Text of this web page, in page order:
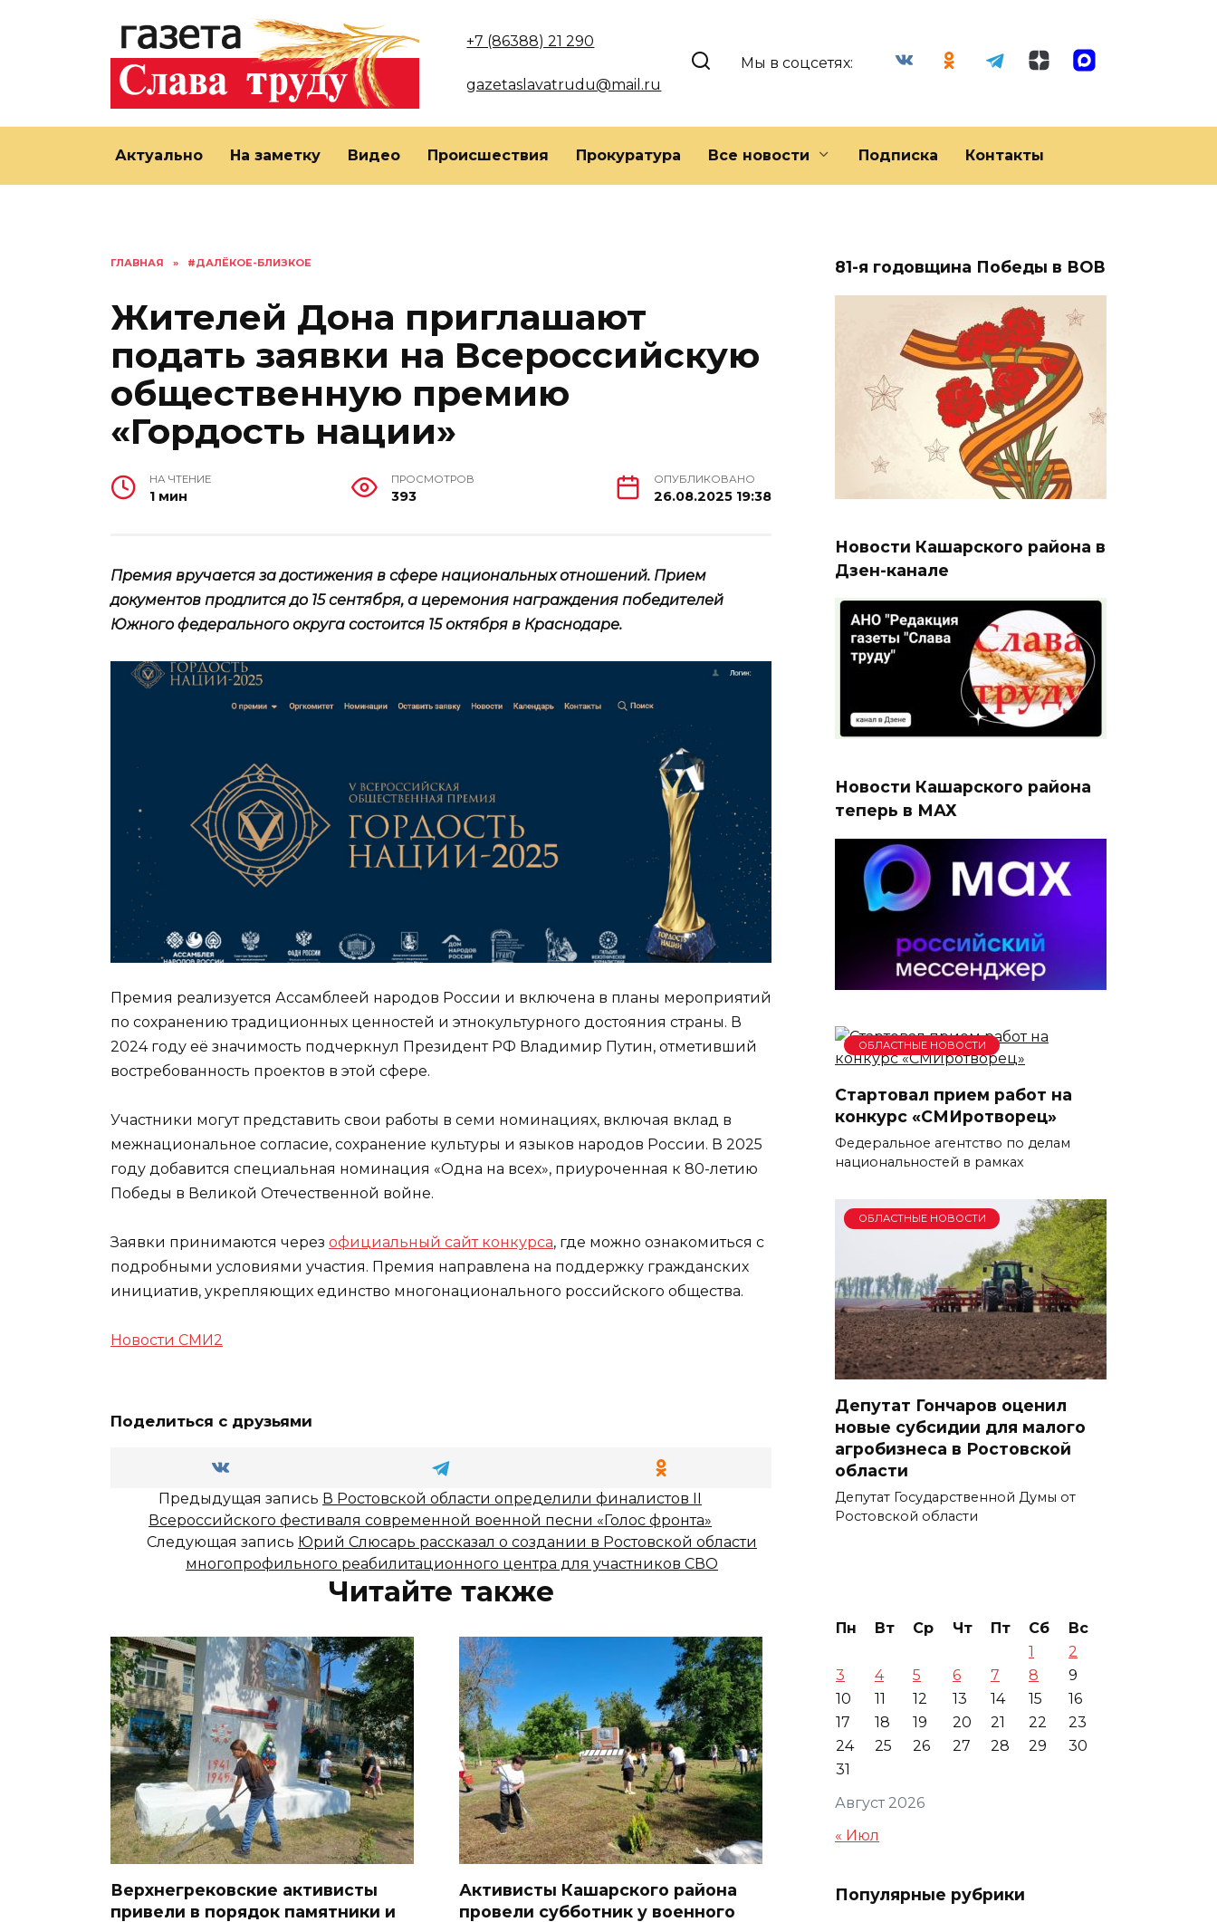
+7 (86388) 21 290
gazetaslavatrudu@mail.ru
Мы в соцсетях:
Актуально На заметку Видео Происшествия Прокуратура Все новости Подписка Контакты
ГЛАВНАЯ » #ДАЛЁКОЕ-БЛИЗКОЕ
Жителей Дона приглашают
подать заявки на Всероссийскую
общественную премию
«Гордость нации»
НА ЧТЕНИЕ
1 мин
ПРОСМОТРОВ
393
ОПУБЛИКОВАНО
26.08.2025 19:38
Премия вручается за достижения в сфере национальных отношений. Прием
документов продлится до 15 сентября, а церемония награждения победителей
Южного федерального округа состоится 15 октября в Краснодаре.
Премия реализуется Ассамблеей народов России и включена в планы мероприятий
по сохранению традиционных ценностей и этнокультурного достояния страны. В
2024 году её значимость подчеркнул Президент РФ Владимир Путин, отметивший
востребованность проектов в этой сфере.
Участники могут представить свои работы в семи номинациях, включая вклад в
межнациональное согласие, сохранение культуры и языков народов России. В 2025
году добавится специальная номинация «Одна на всех», приуроченная к 80-летию
Победы в Великой Отечественной войне.
Заявки принимаются через официальный сайт конкурса, где можно ознакомиться с
подробными условиями участия. Премия направлена на поддержку гражданских
инициатив, укрепляющих единство многонационального российского общества.
Новости СМИ2
Поделиться с друзьями
Предыдущая запись В Ростовской области определили финалистов II
Всероссийского фестиваля современной военной песни «Голос фронта»
Следующая запись Юрий Слюсарь рассказал о создании в Ростовской области
многопрофильного реабилитационного центра для участников СВО
Читайте также
Верхнегрековские активисты
привели в порядок памятники и
Активисты Кашарского района
провели субботник у военного
81-я годовщина Победы в ВОВ
Новости Кашарского района в
Дзен-канале
Новости Кашарского района
теперь в МАХ
ОБЛАСТНЫЕ НОВОСТИ
Стартовал прием работ на
конкурс «СМИротворец»
Федеральное агентство по делам
национальностей в рамках
ОБЛАСТНЫЕ НОВОСТИ
Депутат Гончаров оценил
новые субсидии для малого
агробизнеса в Ростовской
области
Депутат Государственной Думы от
Ростовской области
Август 2026
Пн Вт Ср Чт Пт Сб
Вс
1
2
3
4 5 6 7 8
9
10
11 12 13 14 15
16
17
18 19 20 21 22
23
24
25 26 27 28 29
30
31
« Июл
Популярные рубрики